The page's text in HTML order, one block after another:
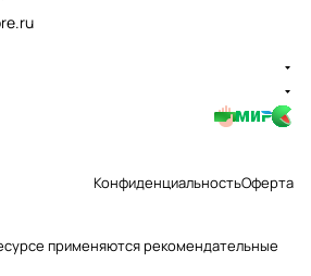
КонфиденциальностьОферта
применяютсярекомендательные